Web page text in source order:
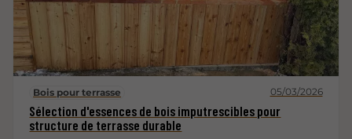
Bois pour terrasse 05/03/2026
Sélection d'essences de bois imputrescibles pour
structure de terrasse durable